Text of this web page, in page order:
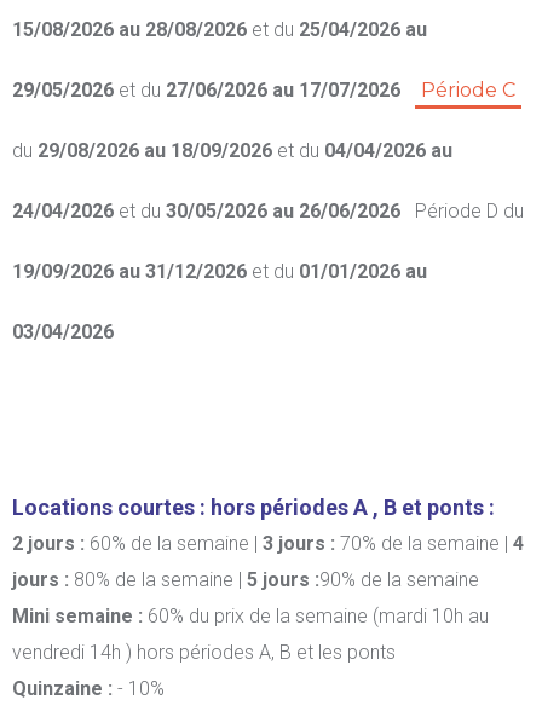
15/08/2026 au 28/08/2026 et du 25/04/2026 au
29/05/2026 et du 27/06/2026 au 17/07/2026 Période C
du 29/08/2026 au 18/09/2026 et du 04/04/2026 au
24/04/2026 et du 30/05/2026 au 26/06/2026 Période D du
19/09/2026 au 31/12/2026 et du 01/01/2026 au
03/04/2026
Locations courtes : hors périodes A , B et ponts :
2 jours : 60% de la semaine | 3 jours : 70% de la semaine | 4
jours : 80% de la semaine | 5 jours :90% de la semaine
Mini semaine : 60% du prix de la semaine (mardi 10h au
vendredi 14h ) hors périodes A, B et les ponts
Quinzaine : - 10%